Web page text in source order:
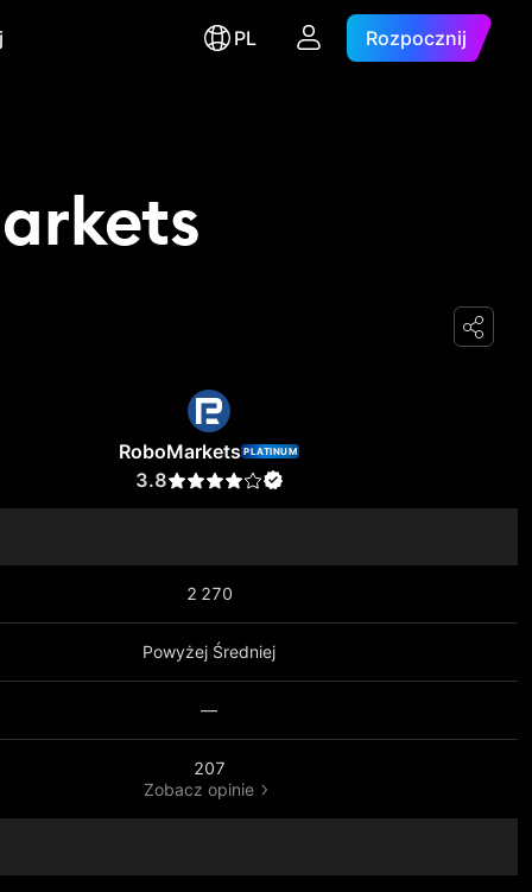
PL Rozpocznij
RoboMarkets PLATINUM
3.8
2 270
Powyżej Średniej
—
207
Zobacz opinie